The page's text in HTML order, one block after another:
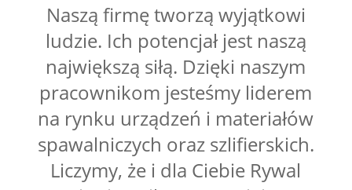
Naszą firmę tworzą wyjątkowi
ludzie. Ich potencjał jest naszą
największą siłą. Dzięki naszym
pracownikom jesteśmy liderem
na rynku urządzeń i materiałów
spawalniczych oraz szlifierskich.
Liczymy, że i dla Ciebie Rywal